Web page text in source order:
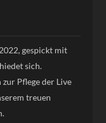
gespickt mit
sich.
Pflege der Live
treuen